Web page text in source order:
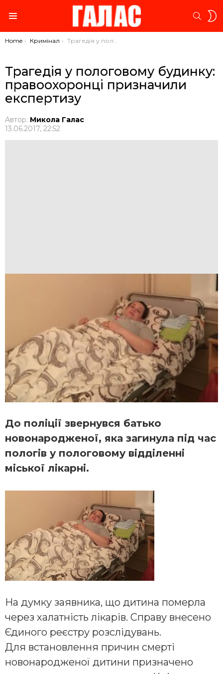
You are here:
Home Кримінал Трагедія у пологовому будинку: правоохоронці призначили експертизу
Трагедія у пологовому будинку:
правоохоронці призначили
експертизу
Автор: Микола Галас
13.06.2017, 22:52
До поліції звернувся батько
новонародженої, яка загинула під час
пологів у пологовому відділенні
міської лікарні.
На думку заявника, що дитина померла
через халатність лікарів. Справу внесено
Єдиного реєстру розслідувань.
Для встановлення причин смерті
новонародженої дитини призначено